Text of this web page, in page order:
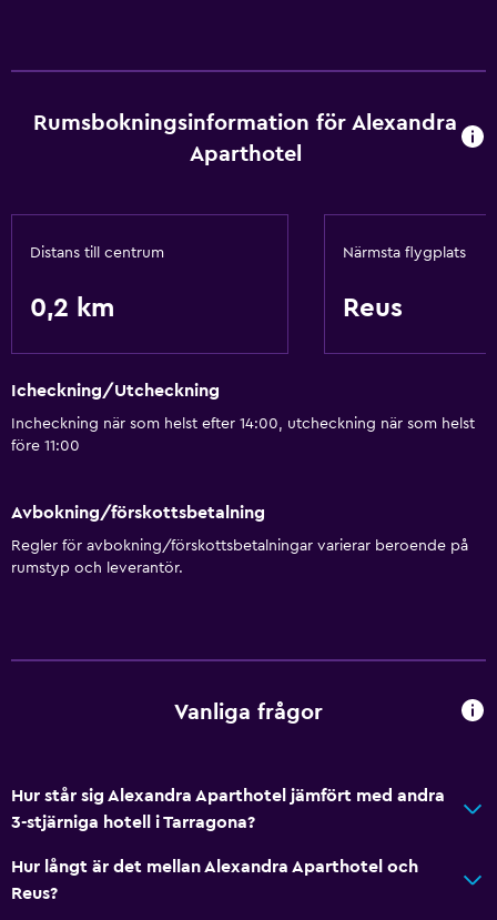
Rumsbokningsinformation för Alexandra
Aparthotel
Distans till centrum
0,2 km
Närmsta flygplats
Reus
Icheckning/Utcheckning
Incheckning när som helst efter 14:00, utcheckning när som helst
före 11:00
Avbokning/förskottsbetalning
Regler för avbokning/förskottsbetalningar varierar beroende på
rumstyp och leverantör.
Vanliga frågor
Hur står sig Alexandra Aparthotel jämfört med andra
3-stjärniga hotell i Tarragona?
Hur långt är det mellan Alexandra Aparthotel och
Reus?